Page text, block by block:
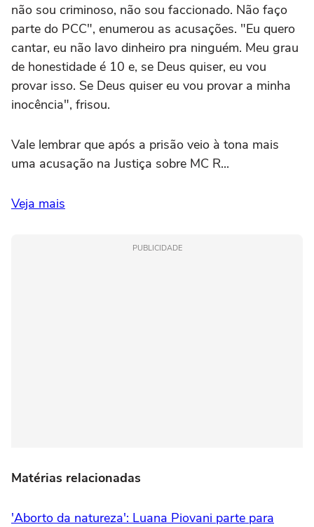
não sou criminoso, não sou faccionado. Não faço
parte do PCC", enumerou as acusações. "Eu quero
cantar, eu não lavo dinheiro pra ninguém. Meu grau
de honestidade é 10 e, se Deus quiser, eu vou
provar isso. Se Deus quiser eu vou provar a minha
inocência", frisou.
Vale lembrar que após a prisão veio à tona mais
uma acusação na Justiça sobre MC R...
Veja mais
PUBLICIDADE
Matérias relacionadas
'Aborto da natureza': Luana Piovani parte para